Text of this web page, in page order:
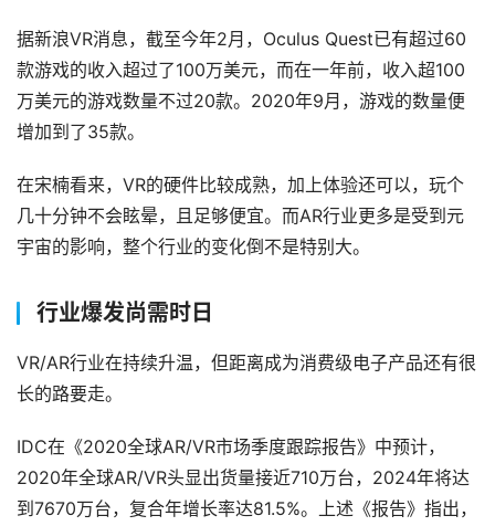
动
态
应
新
V
设
排
名
观
点
登录 注册
据新浪VR消息，截至今年2月，Oculus Quest已有超过60
款游戏的收入超过了100万美元，而在一年前，收入超100
万美元的游戏数量不过20款。2020年9月，游戏的数量便
增加到了35款。
在宋楠看来，VR的硬件比较成熟，加上体验还可以，玩个
几十分钟不会眩晕，且足够便宜。而AR行业更多是受到元
宇宙的影响，整个行业的变化倒不是特别大。
行业爆发尚需时日
VR/AR行业在持续升温，但距离成为消费级电子产品还有很
长的路要走。
IDC在《2020全球AR/VR市场季度跟踪报告》中预计，
2020年全球AR/VR头显出货量接近710万台，2024年将达
到7670万台，复合年增长率达81.5%。上述《报告》指出，